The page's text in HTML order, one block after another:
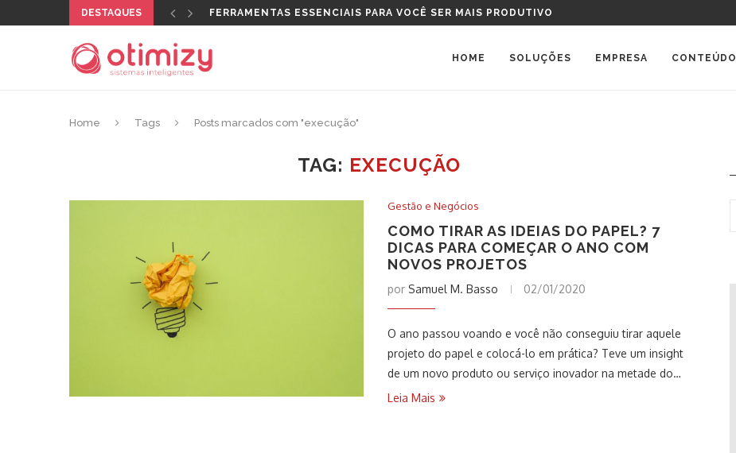
DESTAQUES FERRAMENTAS ESSENCIAIS PARA VOCÊ SER MAIS PRODUTIVO
HOME SOLUÇÕES EMPRESA CONTEÚDO
Home Tags Posts marcados com "execução"
TAG: EXECUÇÃO
Gestão e Negócios
COMO TIRAR AS IDEIAS DO PAPEL? 7
DICAS PARA COMEÇAR O ANO COM
NOVOS PROJETOS
por Samuel M. Basso 02/01/2020
O ano passou voando e você não conseguiu tirar aquele
projeto do papel e colocá-lo em prática? Teve um insight
de um novo produto ou serviço inovador na metade do…
Leia Mais